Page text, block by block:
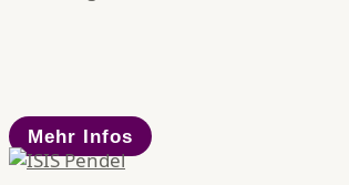
Mehr Infos